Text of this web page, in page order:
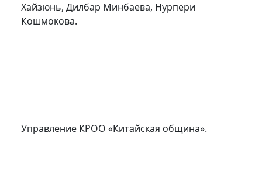
Хайзюнь, Дилбар Минбаева, Нурпери
Кошмокова.
Управление КРОО «Китайская община».